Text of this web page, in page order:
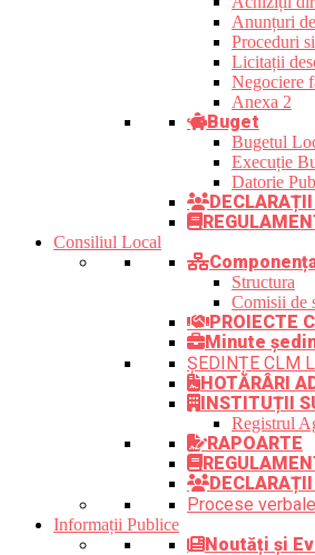
Anunțuri
Proceduri
Licitații
Negociere
Anexa 2
Buget
Bugetul
Execuție
Datorie
Consiliul Local
Structura
Comisii de
PROIECTE
Minute
ȘEDINȚE CLM
HOTĂRÂRI
INSTITUȚII
Registrul
RAPOARTE
Procese
Informații Publice
Noutăți și